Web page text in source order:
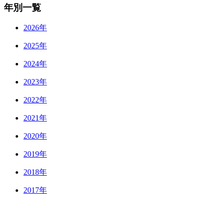
年別一覧
2026年
2025年
2024年
2023年
2022年
2021年
2020年
2019年
2018年
2017年